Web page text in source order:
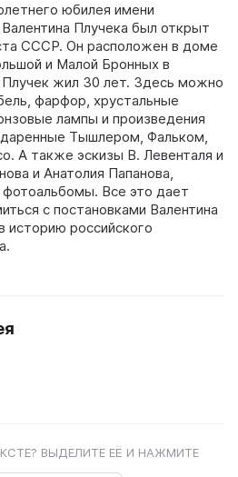
юбилея имени
Плучека был открыт
СССР. Он расположен в доме
и Малой Бронных в
Плучек жил 30 лет. Здесь можно
фарфор, хрустальные
лампы и произведения
Тышлером, Фальком,
А также эскизы В. Левенталя и
и Анатолия Папанова,
Все это дает
с постановками Валентина
историю российского
ВЫДЕЛИТЕ ЕЁ И НАЖМИТЕ